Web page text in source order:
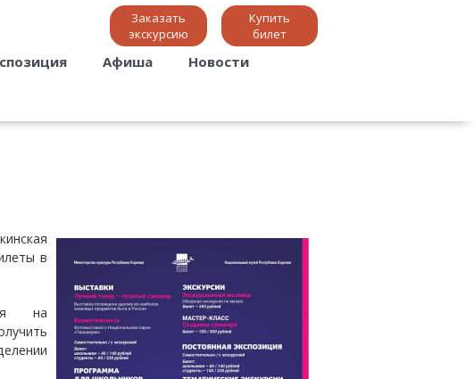
Заказать
экскурсию
Купить
билет
Афиша
Новости
в
на